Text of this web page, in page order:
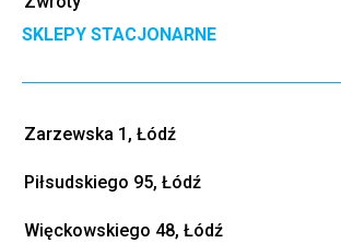
SKLEPY STACJONARNE
Zarzewska 1, Łódź
Piłsudskiego 95, Łódź
Więckowskiego 48, Łódź